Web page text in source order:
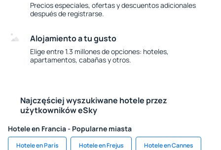
Precios especiales, ofertas y descuentos adicionales
después de registrarse.
Alojamiento a tu gusto
Elige entre 1.3 millones de opciones: hoteles,
apartamentos, cabañas y otros.
Najczęściej wyszukiwane hotele przez
użytkowników eSky
Hotele en Francia - Popularne miasta
Hotele en París Hotele en Frejus Hotele en Cannes